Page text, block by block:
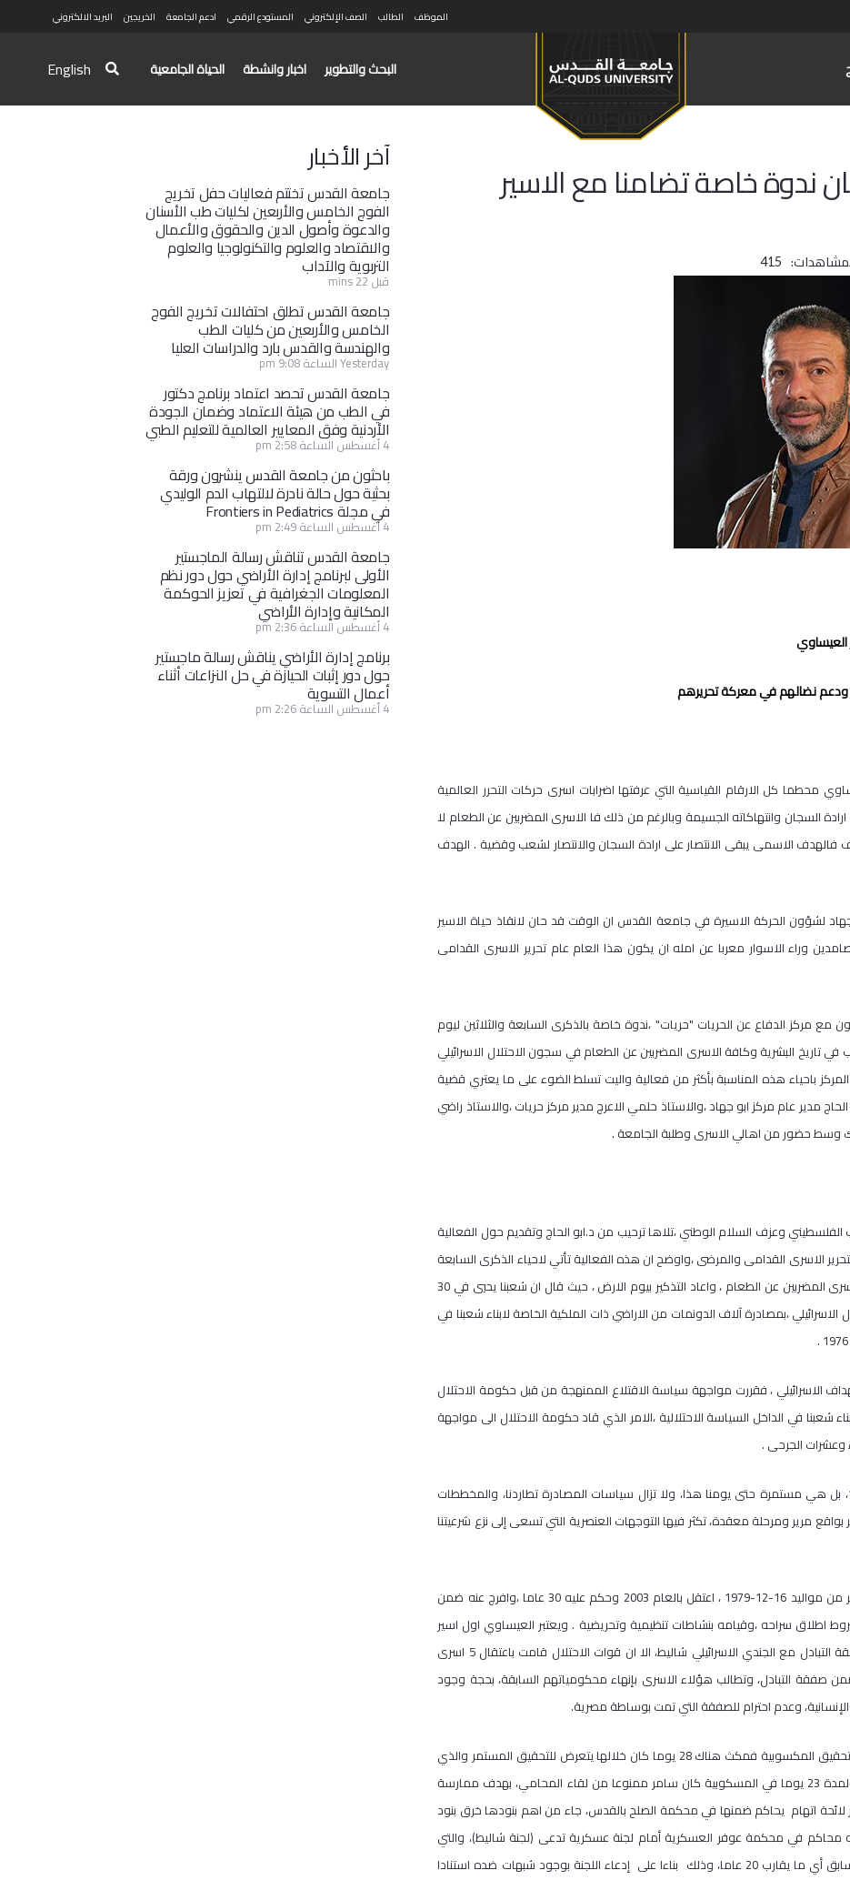
الموظف الطالب الصف الإلكتروني المستودع الرقمي ادعم الجامعة الخريجين البريد الالكتروني
البحث والتطوير اخبار وانشطة الحياة الجامعية English
ندوة خاصة تضامنا مع الاسير
415
العيساوي
ودعم نضالهم في معركة تحريرهم
كل الارقام القياسية التي عرفتها اضرابات اسرى حركات التحرر العالمية
السجان وانتهاكاته الجسيمة وبالرغم من ذلك فا الاسرى المضربين عن الطعام لا
الاسمى يبقى الانتصار على ارادة السجان والانتصار لشعب وقضية . الهدف
لشؤون الحركة الاسيرة في جامعة القدس ان الوقت قد حان لانقاذ حياة الاسير
وراء الاسوار معربا عن امله ان يكون هذا العام عام تحرير الاسرى القدامى
مركز الدفاع عن الحريات "حريات" ،ندوة خاصة بالذكرى السابعة والثلاثين ليوم
البشرية وكافة الاسرى المضربين عن الطعام في سجون الاحتلال الاسرائيلي
باحياء هذه المناسبة بأكثر من فعالية واليت تسلط الضوء على ما يعتري قضية
مدير عام مركز ابو جهاد ،والاستاذ حلمي الاعرج مدير مركز حريات ،والاستاذ راضي
وسط حضور من اهالي الاسرى وطلبة الجامعة .
وعزف السلام الوطني ،تلاها ترحيب من د.ابو الحاج وتقديم حول الفعالية
فعاليات احياء يوم الاسير ،ضمن اعلان عام 2013 كعام لتحرير الاسرى القدامى والمرضى ،واوضح ان هذه الفعالية تأتي لاحياء الذكرى السابعة
والثلاثين ليوم الارض وتضامنا مع الاسير سامر العيساوي وكافة الاسرى المضربين عن الطعام ، واعاد التذكير بيوم الارض ، حيث قال ان شعبنا يحيي في 30
،بمصادرة آلاف الدونمات من الاراضي ذات الملكية الخاصة لابناء شعبنا في
الاسرائيلي ، فقررت مواجهة سياسة الاقتلاع الممنهجة من قبل حكومة الاحتلال
شعبنا في الداخل السياسة الاحتلالية ،الامر الذي قاد حكومة الاحتلال الى مواجهة
وقال ان معركة الأرض لم تنتهي في الثلاثين من آذار من العام1976، بل هي مستمرة حتى يومنا هذا، ولا تزال سياسات المصادرة تطاردنا، والمخططات
بواقع مرير ومرحلة معقدة، تكثر فيها التوجهات العنصرية التي تسعى إلى نزع شرعيتنا
ثم عاد التركيز على قضية اضراب سامر العيساوي ، حيث قال ان سامر من مواليد 16-12-1979 ، اعتقل بالعام 2003 وحكم عليه 30 عاما ،وافرج عنه ضمن
بتاريخ 7-7-2012 ،بذريعة مخالفته لشروط اطلاق سراحه ،وقيامه بنشاطات تنظيمية وتحريضية . ويعتبر العيساوي اول اسير
مقدسي يتم اعتقاله من الاسرى الذين تم اطلاق سراحهم ضمن صفقة التبادل مع الجندي الاسرائيلي شاليط، الا ان قوات الاحتلال قامت باعتقال 5 اسرى
صفقة التبادل، وتطالب هؤلاء الاسرى بإنهاء محكومياتهم السابقة، بحجة وجود
وعدم احترام للصفقة التي تمت بوساطة مصرية.
واوضح انه تم اعتقال سامر اثناء اجتيازه "حاجز جبع" ، ونقل إلى مركز تحقيق المكسوبية فمكث هناك 28 يوما كان خلالها يتعرض للتحقيق المستمر والذي
كان يتواصل لمدة 22 ساعة يوميا يحرم خلالها من النوم او الراحة. ولمدة 23 يوما في المسكوبية كان سامر ممنوعا من لقاء المحامي، بهدف ممارسة
لائحة اتهام يحاكم ضمنها في محكمة الصلح بالقدس، جاء من اهم بنودها خرق بنود
في محكمة عوفر العسكرية أمام لجنة عسكرية تدعى (لجنة شاليط)، والتي
اتخذت قرارا بأن يستكمل سامر ما تبقى له من سنوات في حكمه السابق أي ما يقارب 20 عاما، وذلك بناءا على إدعاء اللجنة بوجود شبهات ضده استنادا
آخر الأخبار
جامعة القدس تختتم فعاليات حفل تخريج
الفوج الخامس والأربعين لكليات طب الأسنان
والدعوة وأصول الدين والحقوق والأعمال
والاقتصاد والعلوم والتكنولوجيا والعلوم
التربوية والآداب
قبل 22 mins
جامعة القدس تطلق احتفالات تخريج الفوج
الخامس والأربعين من كليات الطب
والهندسة والقدس بارد والدراسات العليا
Yesterday الساعة 9:08 pm
جامعة القدس تحصد اعتماد برنامج دكتور
في الطب من هيئة الاعتماد وضمان الجودة
الأردنية وفق المعايير العالمية للتعليم الطبي
4 أغسطس الساعة 2:58 pm
باحثون من جامعة القدس ينشرون ورقة
بحثية حول حالة نادرة لالتهاب الدم الوليدي
في مجلة Frontiers in Pediatrics
4 أغسطس الساعة 2:49 pm
جامعة القدس تناقش رسالة الماجستير
الأولى لبرنامج إدارة الأراضي حول دور نظم
المعلومات الجغرافية في تعزيز الحوكمة
المكانية وإدارة الأراضي
4 أغسطس الساعة 2:36 pm
برنامج إدارة الأراضي يناقش رسالة ماجستير
حول دور إثبات الحيازة في حل النزاعات أثناء
أعمال التسوية
4 أغسطس الساعة 2:26 pm